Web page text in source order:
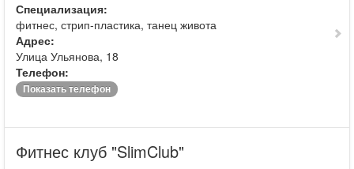
Специализация:
фитнес, стрип-пластика, танец живота
Адрес:
Улица Ульянова, 18
Телефон:
Показать телефон
Фитнес клуб "SlimClub"